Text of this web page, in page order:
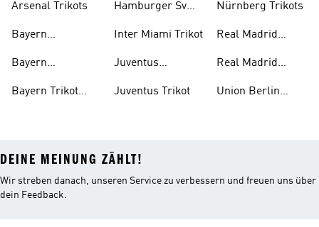
Arsenal Trikots
Bayern
Bayern
Bayern Trikot
Hamburger Sv
Inter Miami Trikot
Juventus
Juventus Trikot
Nürnberg Trikots
Real Madrid
Real Madrid
Union Berlin
DEINE MEINUNG ZÄHLT!
Wir streben danach, unseren Service zu verbessern und freuen uns über
dein Feedback.